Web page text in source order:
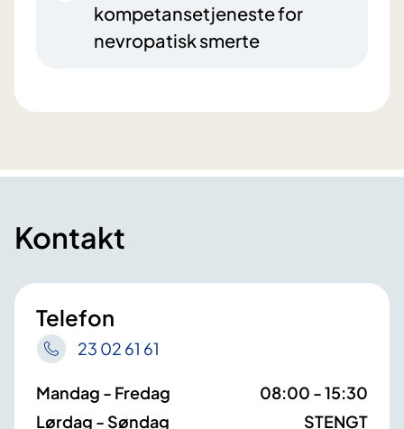
kompetansetjeneste for
nevropatisk smerte
Kontakt
Telefon
23 02 61 61
Mandag - Fredag
08:00 - 15:30
Lørdag - Søndag
STENGT